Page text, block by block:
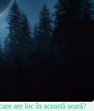
are loc în această seară?